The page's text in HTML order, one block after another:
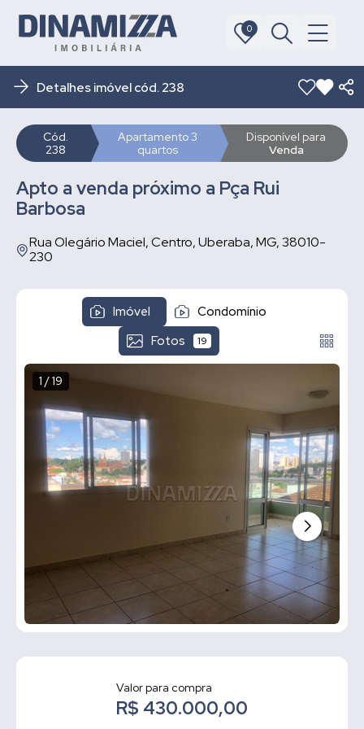
0
0
Detalhes imóvel cód. 238
Cód.
238
Apartamento 3
quartos
Disponível para
Venda
Apto a venda próximo a Pça Rui
Barbosa
Rua Olegário Maciel, Centro, Uberaba, MG, 38010-
230
Imóvel
Condomínio
Fotos
19
1 / 19
Valor para compra
R$ 430.000,00